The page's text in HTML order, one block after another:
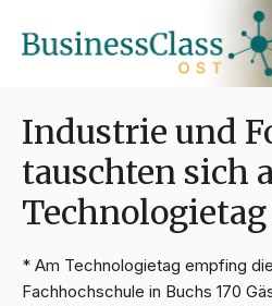
Industrie und
tauschten sich
Technologietag
* Am Technologietag empfing
Fachhochschule in Buchs 170